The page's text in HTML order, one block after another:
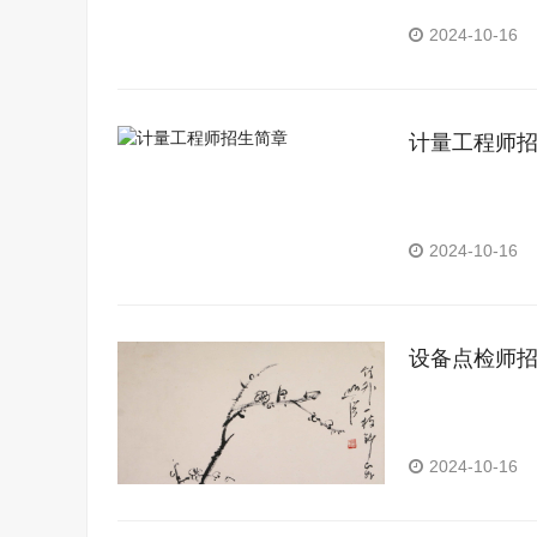
2024-10-16
计量工程师
2024-10-16
设备点检师
2024-10-16